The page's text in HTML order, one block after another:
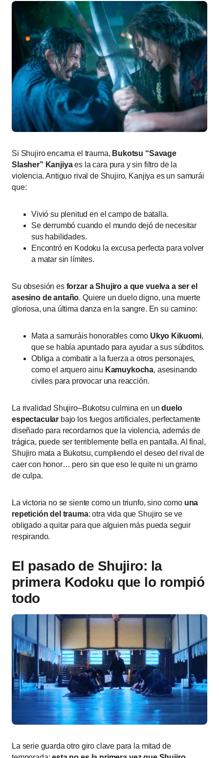
Si Shujiro encarna el trauma, Bukotsu “Savage
Slasher” Kanjiyaes la cara pura y sin filtro de la
violencia. Antiguo rival de Shujiro, Kanjiya es un samurái
que:
Vivió su plenitud en el campo de batalla.
Se derrumbó cuando el mundo dejó de necesitar
sus habilidades.
Encontró en Kodoku la excusa perfecta para volver
a matar sin límites.
Su obsesión es forzar a Shujiro a que vuelva a ser el
asesino de antaño. Quiere un duelo digno, una muerte
gloriosa, una última danza en la sangre. En su camino:
Mata a samuráis honorables como Ukyo Kikuomi,
que se había apuntado para ayudar a sus súbditos.
Obliga a combatir a la fuerza a otros personajes,
como el arquero ainu Kamuykocha, asesinando
civiles para provocar una reacción.
La rivalidad Shujiro–Bukotsu culmina en unduelo
espectacular bajo los fuegos artificiales, perfectamente
diseñado para recordarnos que la violencia, además de
trágica, puede ser terriblemente bella en pantalla. Al final,
Shujiro mata a Bukotsu, cumpliendo el deseo del rival de
caer con honor… pero sin que eso le quite ni un gramo
de culpa.
La victoria no se siente como un triunfo, sino como una
repetición del trauma: otra vida que Shujiro se ve
obligado a quitar para que alguien más pueda seguir
respirando.
El pasado de Shujiro: la
primera Kodoku que lo rompió
todo
La serie guarda otro giro clave para la mitad de